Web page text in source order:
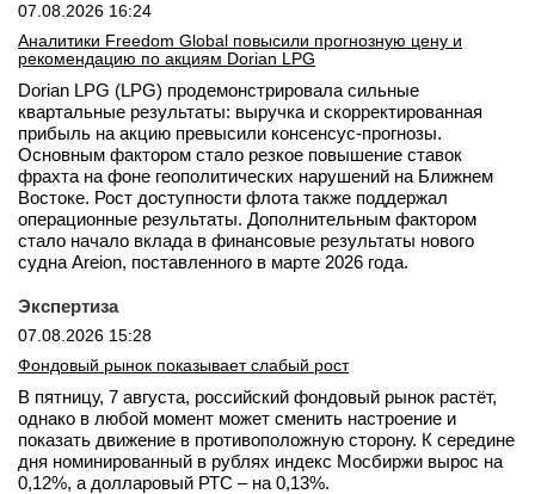
07.08.2026 16:24
Аналитики Freedom Global повысили прогнозную цену и
рекомендацию по акциям Dorian LPG
Dorian LPG (LPG) продемонстрировала сильные
квартальные результаты: выручка и скорректированная
прибыль на акцию превысили консенсус-прогнозы.
Основным фактором стало резкое повышение ставок
фрахта на фоне геополитических нарушений на Ближнем
Востоке. Рост доступности флота также поддержал
операционные результаты. Дополнительным фактором
стало начало вклада в финансовые результаты нового
судна Areion, поставленного в марте 2026 года.
Экспертиза
07.08.2026 15:28
Фондовый рынок показывает слабый рост
В пятницу, 7 августа, российский фондовый рынок растёт,
однако в любой момент может сменить настроение и
показать движение в противоположную сторону. К середине
дня номинированный в рублях индекс Мосбиржи вырос на
0,12%, а долларовый РТС – на 0,13%.